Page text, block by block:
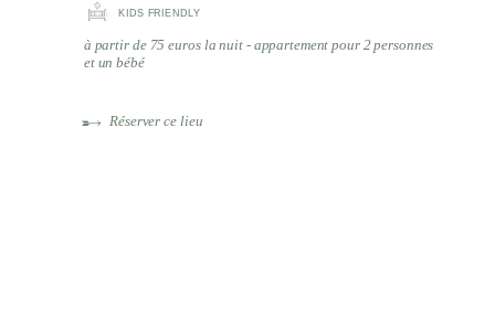
KIDS FRIENDLY
à partir de 75 euros la nuit - appartement pour 2 personnes
et un bébé
Réserver ce lieu